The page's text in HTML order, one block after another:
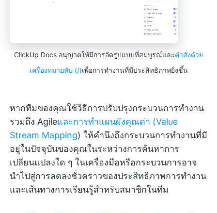
ClickUp Docs อนุญาตให้มีการจัดรูปแบบที่สมบูรณ์และคำสั่งด้วย
เครื่องหมายทับ (/)เพื่อการทำงานที่มีประสิทธิภาพยิ่งขึ้น
หากทีมของคุณใช้วิธีการปรับปรุงกระบวนการทำงาน
รวมถึง Agileและการทำแผนผังคุณค่า (Value
Stream Mapping) ให้คำนึงถึงกระบวนการทำงานที่มี
อยู่ในปัจจุบันของคุณในระหว่างการค้นหาการ
เปลี่ยนแปลงใด ๆ ในเครื่องมือหรือกระบวนการอาจ
นำไปสู่การลดลงชั่วคราวของประสิทธิภาพการทำงาน
และเส้นทางการเรียนรู้สำหรับสมาชิกในทีม